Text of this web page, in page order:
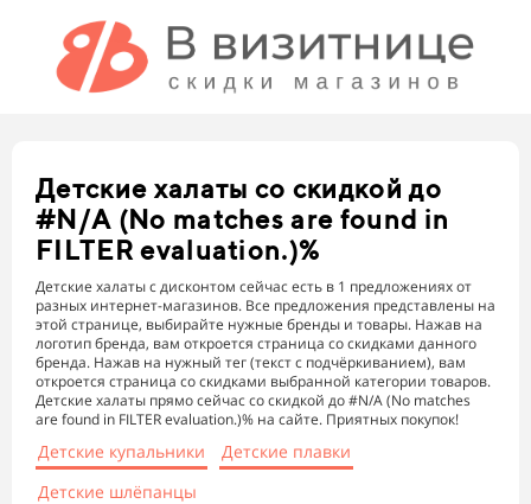
Детские халаты со скидкой до
#N/A (No matches are found in
FILTER evaluation.)%
Детские халаты с дисконтом сейчас есть в 1 предложениях от
разных интернет-магазинов. Все предложения представлены на
этой странице, выбирайте нужные бренды и товары. Нажав на
логотип бренда, вам откроется страница со скидками данного
бренда. Нажав на нужный тег (текст с подчёркиванием), вам
откроется страница со скидками выбранной категории товаров.
Детские халаты прямо сейчас со скидкой до #N/A (No matches
are found in FILTER evaluation.)% на сайте. Приятных покупок!
Детские купальники
Детские плавки
Детские шлёпанцы